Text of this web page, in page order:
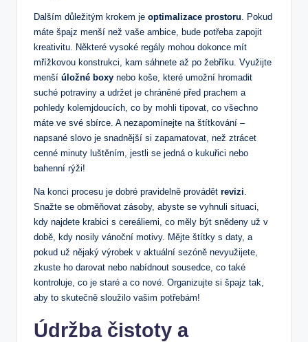
Dalším důležitým krokem je optimalizace prostoru. Pokud
máte špajz menší než vaše ambice, bude potřeba zapojit
kreativitu. Některé vysoké regály mohou dokonce mít
mřížkovou konstrukci, kam sáhnete až po žebříku. Využijte
menší úložné boxy nebo koše, které umožní hromadit
suché potraviny a udržet je chráněné před prachem a
pohledy kolemjdoucích, co by mohli tipovat, co všechno
máte ve své sbírce. A nezapomínejte na štítkování –
napsané slovo je snadnější si zapamatovat, než ztrácet
cenné minuty luštěním, jestli se jedná o kukuřici nebo
bahenní rýži!
Na konci procesu je dobré pravidelně provádět revizi.
Snažte se obměňovat zásoby, abyste se vyhnuli situaci,
kdy najdete krabici s cereáliemi, co měly být snědeny už v
době, kdy nosily vánoční motivy. Mějte štítky s daty, a
pokud už nějaký výrobek v aktuální sezóně nevyužijete,
zkuste ho darovat nebo nabídnout sousedce, co také
kontroluje, co je staré a co nové. Organizujte si špajz tak,
aby to skutečně sloužilo vašim potřebám!
Údržba čistoty a